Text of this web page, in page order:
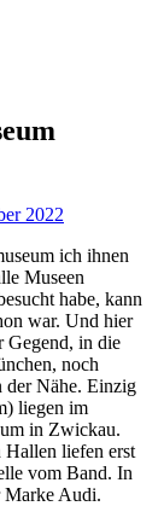
2022
ich ihnen
Museen
habe, kann
war. Und hier
Gegend, in die
noch
der Nähe. Einzig
liegen im
in Zwickau.
Hallen liefen erst
vom Band. In
Marke Audi.